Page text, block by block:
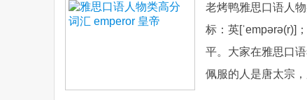
老烤鸭雅思口语人
标：英[ˈempərə(r)]
平。大家在雅思口
佩服的人是唐太宗